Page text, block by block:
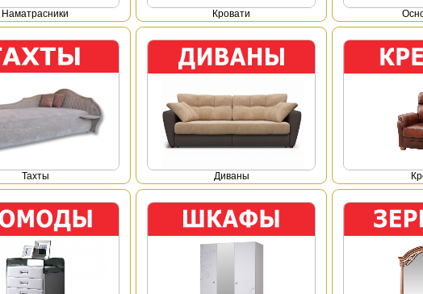
Наматрасники Кровати
Тахты Диваны